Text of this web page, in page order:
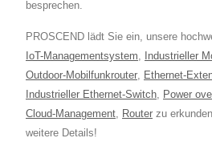
besprechen.
PROSCEND lädt Sie ein, unsere
IoT-Managementsystem, Industrieller
Outdoor-Mobilfunkrouter, Ethernet-
Industrieller Ethernet-Switch, Power
Cloud-Management, Router zu
weitere Details!